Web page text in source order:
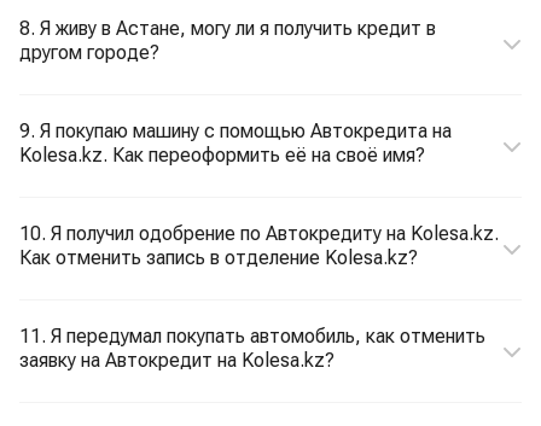
8. Я живу в Астане, могу ли я получить кредит в
другом городе?
9. Я покупаю машину с помощью Автокредита на
Kolesa.kz. Как переоформить её на своё имя?
10. Я получил одобрение по Автокредиту на Kolesa.kz.
Как отменить запись в отделение Kolesa.kz?
11. Я передумал покупать автомобиль, как отменить
заявку на Автокредит на Kolesa.kz?